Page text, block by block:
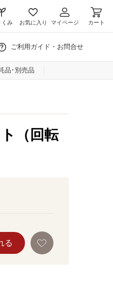
くみ お気に入り マイページ カート
ご利用ガイド・お問合せ
品･別売品
（回転
る